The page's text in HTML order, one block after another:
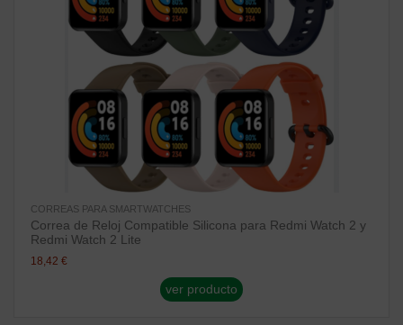
CORREAS PARA SMARTWATCHES
Correa de Reloj Compatible Silicona para Redmi Watch 2 y
Redmi Watch 2 Lite
18,42 €
ver producto